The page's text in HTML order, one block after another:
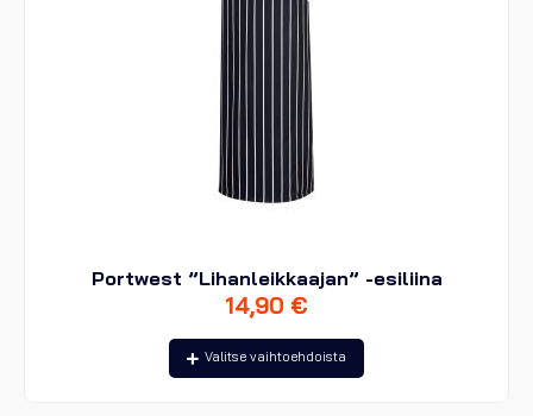
Portwest ”Lihanleikkaajan” -esiliina
14,90 €
Valitse vaihtoehdoista
Tällä
tuotteella